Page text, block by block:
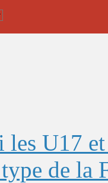
U17
de la